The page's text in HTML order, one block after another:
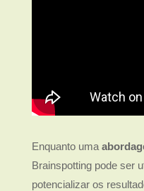
Enquanto uma
Brainspotting pode ser
potencializar os